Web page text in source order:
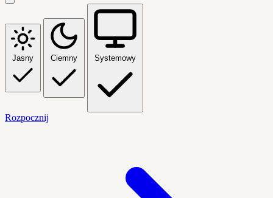
Jasny Ciemny Systemowy
Rozpocznij